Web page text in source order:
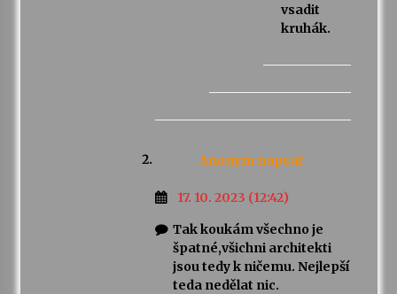
vsadit
kruhák.
Anonym napsal:
17. 10. 2023 (12:42)
Tak koukám všechno je
špatné,všichni architekti
jsou tedy k ničemu. Nejlepší
teda nedělat nic.